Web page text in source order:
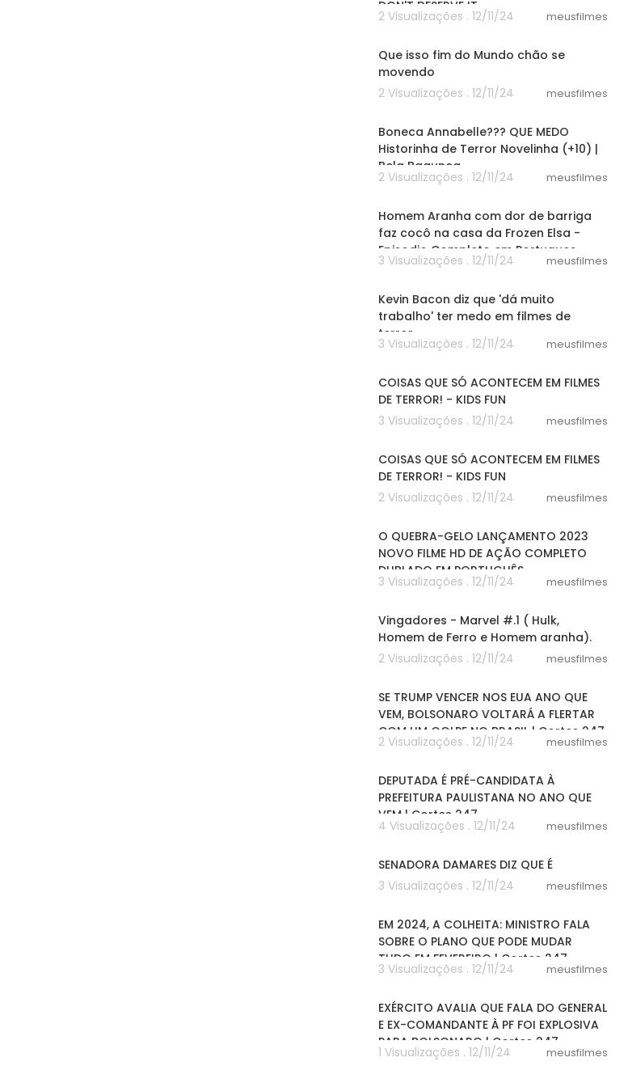
DON'T DESERVE IT
2 Visualizações . 12/11/24 meusfilmes
Que isso fim do Mundo chão se
movendo
2 Visualizações . 12/11/24
meusfilmes
Boneca Annabelle??? QUE MEDO
Historinha de Terror Novelinha (+10) |
Bela Bagunça
2 Visualizações . 12/11/24 meusfilmes
Homem Aranha com dor de barriga
faz cocô na casa da Frozen Elsa -
Episodio Completo em Portugues
3 Visualizações . 12/11/24 meusfilmes
Kevin Bacon diz que 'dá muito
trabalho' ter medo em filmes de
terror
3 Visualizações . 12/11/24 meusfilmes
COISAS QUE SÓ ACONTECEM EM FILMES
DE TERROR! - KIDS FUN
3 Visualizações . 12/11/24
meusfilmes
COISAS QUE SÓ ACONTECEM EM FILMES
DE TERROR! - KIDS FUN
2 Visualizações . 12/11/24
meusfilmes
O QUEBRA-GELO LANÇAMENTO 2023
NOVO FILME HD DE AÇÃO COMPLETO
DUBLADO EM PORTUGUÊS
3 Visualizações . 12/11/24 meusfilmes
Vingadores - Marvel #.1 ( Hulk,
Homem de Ferro e Homem aranha).
2 Visualizações . 12/11/24
meusfilmes
SE TRUMP VENCER NOS EUA ANO QUE
VEM, BOLSONARO VOLTARÁ A FLERTAR
COM UM GOLPE NO BRASIL | Cortes 247
2 Visualizações . 12/11/24 meusfilmes
DEPUTADA É PRÉ-CANDIDATA À
PREFEITURA PAULISTANA NO ANO QUE
VEM | Cortes 247
4 Visualizações . 12/11/24 meusfilmes
SENADORA DAMARES DIZ QUE É
3 Visualizações . 12/11/24
meusfilmes
EM 2024, A COLHEITA: MINISTRO FALA
SOBRE O PLANO QUE PODE MUDAR
TUDO EM FEVEREIRO | Cortes 247
3 Visualizações . 12/11/24 meusfilmes
EXÉRCITO AVALIA QUE FALA DO GENERAL
E EX-COMANDANTE À PF FOI EXPLOSIVA
PARA BOLSONARO | Cortes 247
1 Visualizações . 12/11/24 meusfilmes